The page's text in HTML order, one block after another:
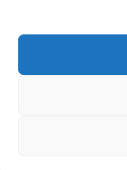
ΝΗΣΙΑ